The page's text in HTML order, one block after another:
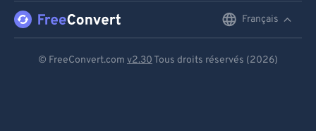
Français
© FreeConvert.com v2.30 Tous droits réservés (2026)